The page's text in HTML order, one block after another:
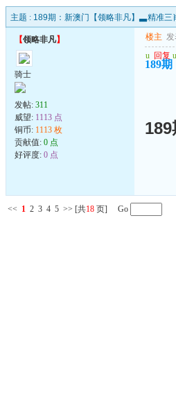
主题 : 189期：新澳门【领略非凡】▃精准三
【领略非凡】
骑士
发帖: 311
威望: 1113 点
铜币: 1113 枚
贡献值: 0 点
好评度: 0 点
楼主 发
u 回复 u
189
<< 1 2 3 4 5 >> [共18 页] Go